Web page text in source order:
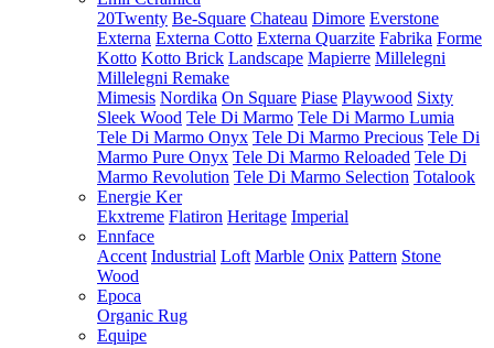
20Twenty Be-Square Chateau Dimore Everstone
Externa Externa Cotto Externa Quarzite Fabrika Forme
Kotto Kotto Brick Landscape Mapierre Millelegni
Millelegni Remake
Mimesis Nordika On Square Piase Playwood Sixty
Sleek Wood Tele Di Marmo Tele Di Marmo Lumia
Tele Di Marmo Onyx Tele Di Marmo Precious Tele Di
Marmo Pure Onyx Tele Di Marmo Reloaded Tele Di
Marmo Revolution Tele Di Marmo Selection Totalook
Energie Ker
Ekxtreme Flatiron Heritage Imperial
Ennface
Accent Industrial Loft Marble Onix Pattern Stone
Wood
Epoca
Organic Rug
Equipe